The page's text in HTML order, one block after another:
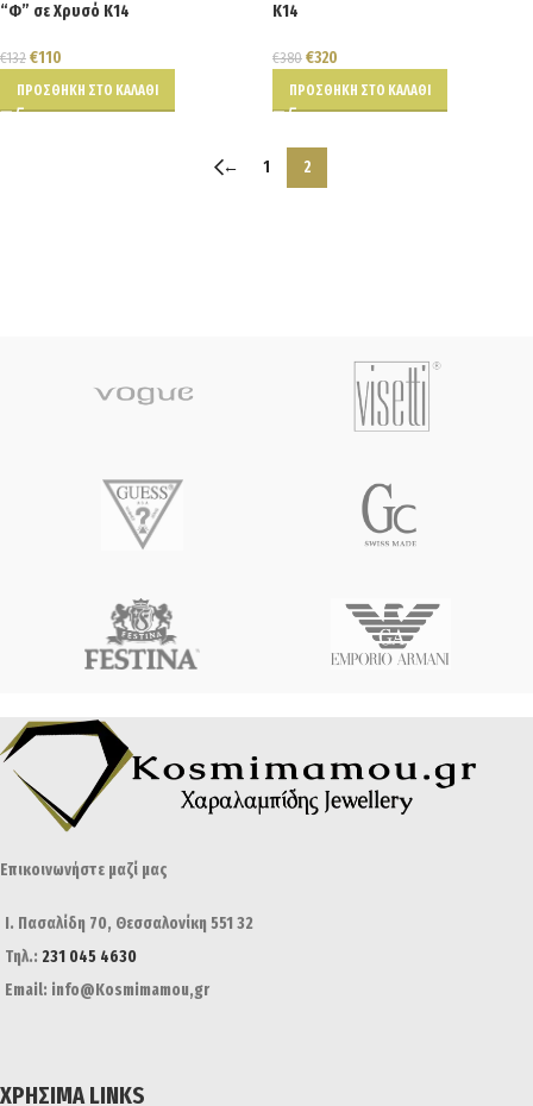
“Φ” σε Χρυσό Κ14
€132 €110
ΠΡΟΣΘΉΚΗ ΣΤΟ ΚΑΛΆΘΙ
Κ14
€380 €320
ΠΡΟΣΘΉΚΗ ΣΤΟ ΚΑΛΆΘΙ
← 1 2
Επικοινωνήστε μαζί μας
Ι. Πασαλίδη 70, Θεσσαλονίκη 551 32
Τηλ.: 231 045 4630
Email: info@Kosmimamou,gr
ΧΡΉΣΙΜΑ LINKS